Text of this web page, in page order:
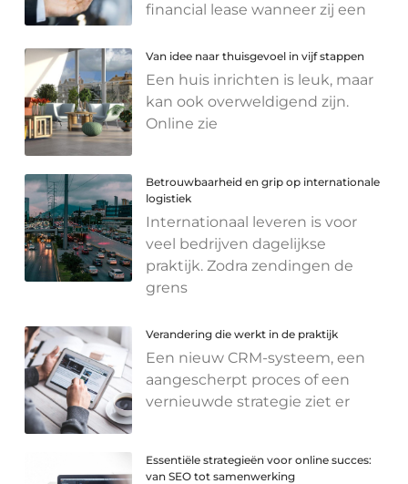
financial lease wanneer zij een
Van idee naar thuisgevoel in vijf stappen
Een huis inrichten is leuk, maar
kan ook overweldigend zijn.
Online zie
Betrouwbaarheid en grip op internationale
logistiek
Internationaal leveren is voor
veel bedrijven dagelijkse
praktijk. Zodra zendingen de
grens
Verandering die werkt in de praktijk
Een nieuw CRM-systeem, een
aangescherpt proces of een
vernieuwde strategie ziet er
Essentiële strategieën voor online succes:
van SEO tot samenwerking